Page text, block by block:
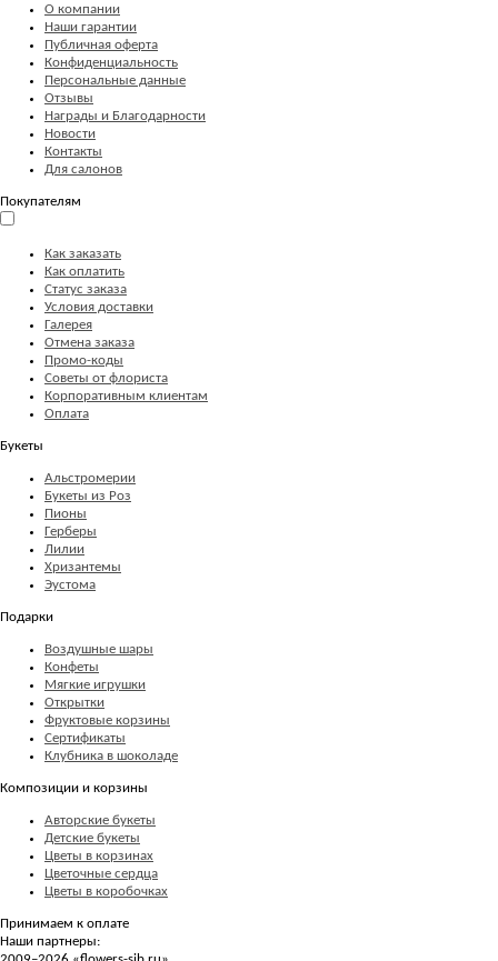
О компании
Наши гарантии
Публичная оферта
Конфиденциальность
Персональные данные
Отзывы
Награды и Благодарности
Новости
Контакты
Для салонов
Покупателям
Как заказать
Как оплатить
Статус заказа
Условия доставки
Галерея
Отмена заказа
Промо-коды
Советы от флориста
Корпоративным клиентам
Оплата
Букеты
Альстромерии
Букеты из Роз
Пионы
Герберы
Лилии
Хризантемы
Эустома
Подарки
Воздушные шары
Конфеты
Мягкие игрушки
Открытки
Фруктовые корзины
Сертификаты
Клубника в шоколаде
Композиции и корзины
Авторские букеты
Детские букеты
Цветы в корзинах
Цветочные сердца
Цветы в коробочках
Принимаем к оплате
Наши партнеры: